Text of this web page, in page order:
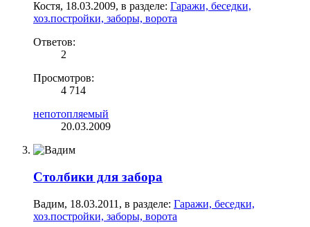
Костя, 18.03.2009, в разделе: Гаражи, беседки,
хоз.постройки, заборы, ворота
Ответов:
2
Просмотров:
4 714
непотопляемый
20.03.2009
Столбики для забора
Вадим, 18.03.2011 , в разделе: Гаражи, беседки,
хоз.постройки, заборы, ворота